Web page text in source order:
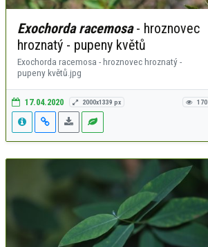
Exochorda racemosa- hroznovec
hroznatý - pupeny květů
Exochorda racemosa - hroznovec hroznatý -
pupeny květů.jpg
17.04.2020 2000x1339 px 170